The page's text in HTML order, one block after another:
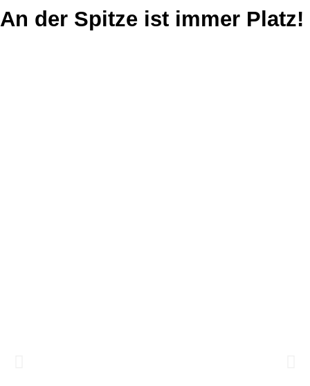
An der Spitze ist immer Platz!